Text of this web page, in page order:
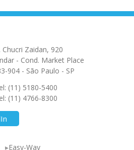
Chucri Zaidan, 920
- Cond. Market Place
904 - São Paulo - SP
(11) 5180-5400
(11) 4766-8300
Easy-Way